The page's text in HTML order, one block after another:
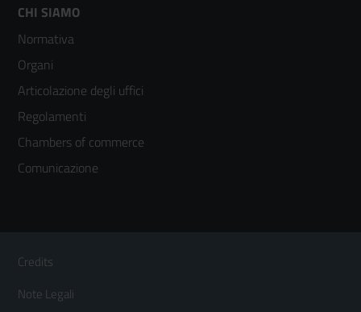
Footer
menù
colonna
3
CHI SIAMO
Normativa
Organi
Articolazione degli uffici
Regolamenti
Chambers of commerce
Comunicazione
Footer
Menù
Credits
Note Legali